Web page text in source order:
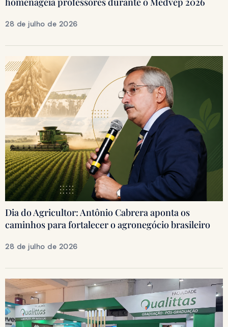
28 de julho de 2026
Dia do Agricultor: Antônio Cabrera aponta os
caminhos para fortalecer o agronegócio brasileiro
28 de julho de 2026